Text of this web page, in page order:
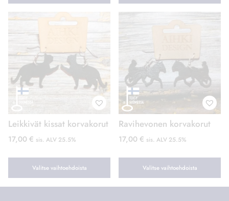
tuotteella
on
useampi
muunnelma.
Voit
tehdä
valinnat
tuotteen
sivulla.
Tällä
muunnelma.
Voit
tehdä
valinnat
tuotteen
sivulla.
Leikkivät kissat korvakorut
17,00 € sis. ALV 25.5%
Valitse vaihtoehdoista
Tällä
Ravihevonen korvakorut
17,00 € sis. ALV 25.5%
Valitse vaihtoehdoista
Tällä